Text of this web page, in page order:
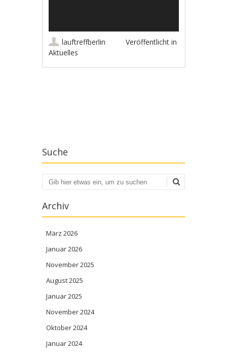
lauftreffberlin
Veröffentlicht in
Aktuelles
Suche
Suchen
Archiv
März 2026
Januar 2026
November 2025
August 2025
Januar 2025
November 2024
Oktober 2024
Januar 2024